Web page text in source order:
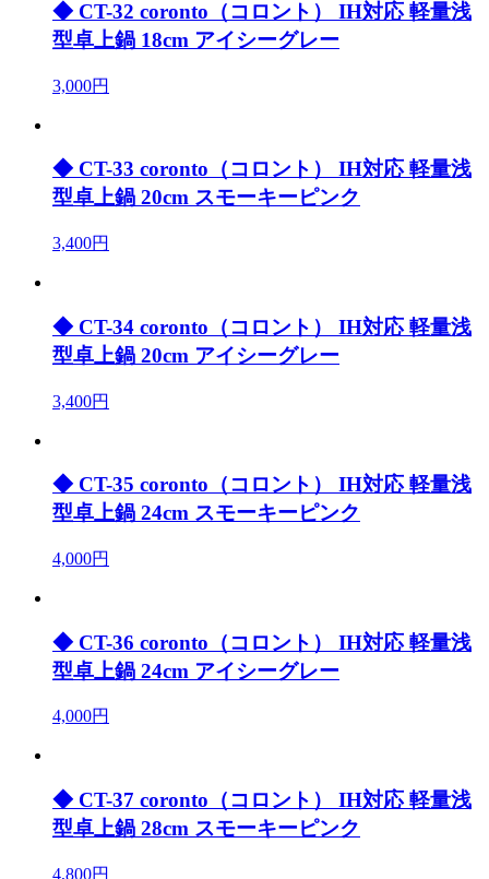
◆ CT-32 coronto（コロント） IH対応 軽量浅
型卓上鍋 18cm アイシーグレー
3,000円
◆ CT-33 coronto（コロント） IH対応 軽量浅
型卓上鍋 20cm スモーキーピンク
3,400円
◆ CT-34 coronto（コロント） IH対応 軽量浅
型卓上鍋 20cm アイシーグレー
3,400円
◆ CT-35 coronto（コロント） IH対応 軽量浅
型卓上鍋 24cm スモーキーピンク
4,000円
◆ CT-36 coronto（コロント） IH対応 軽量浅
型卓上鍋 24cm アイシーグレー
4,000円
◆ CT-37 coronto（コロント） IH対応 軽量浅
型卓上鍋 28cm スモーキーピンク
4,800円